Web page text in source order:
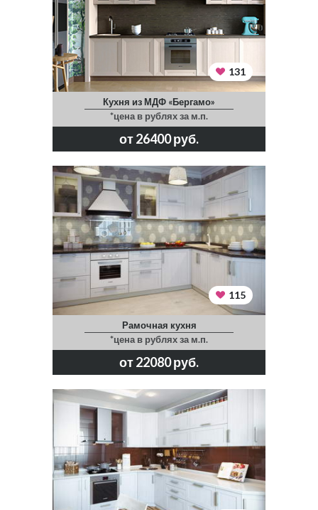
131
Кухня из МДФ «Бергамо»
*цена в рублях за м.п.
от 26400 руб.
115
Рамочная кухня
*цена в рублях за м.п.
от 22080 руб.